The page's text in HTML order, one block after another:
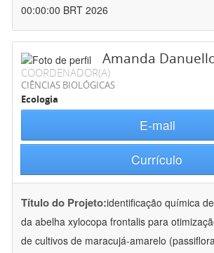
00:00:00 BRT 2026
Amanda
COORDENADOR(A)
CIÊNCIAS BIOLÓGICAS
Ecologia
E-mail
Currículo
Título do Projeto:identificação química
da abelha xylocopa frontalis para
de cultivos de maracujá-amarelo